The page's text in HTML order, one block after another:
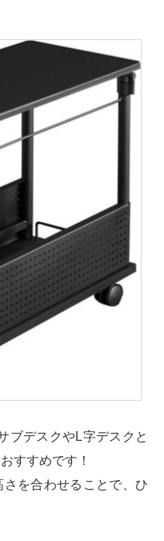
ブデスクやL字デスクと
すすめです！
を合わせることで、ひ